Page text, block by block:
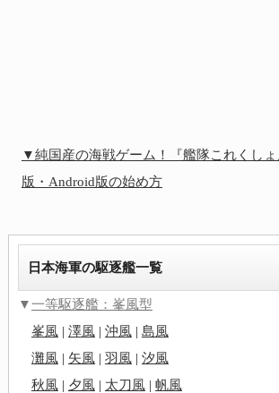
▼純国産の海戦ゲーム！『艦隊これくしょ
版・Android版の始め方
日本海軍の駆逐艦一覧
▼一等駆逐艦：峯風型
峯風| 澤風| 沖風| 島風
灘風| 矢風| 羽風| 汐風
秋風| 夕風| 太刀風| 帆風